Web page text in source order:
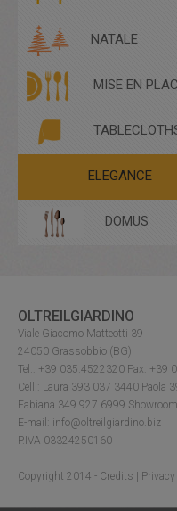
BENCHES
CHAIRS
COUCHES
POUFFES
RATTAN
COFFEE TABLES
TABLE
TABLECLOTHS -
TABLECLOTHS - LINEN
TALL TABLES
NATALE
MISE EN
ELEGANCE
DOMUS
OLTREILGIARDINO
Viale Giacomo Matteotti 39
24050 Grassobbio (BG)
Tel.: +39 035.4522320 Fax: +39
Cell.: Laura 393 037 3440 Paola
Fabiana 349 927 6999
E-mail: info@oltreilgiardino.biz
P.IVA 03324250160
Copyright 2014 - Credits